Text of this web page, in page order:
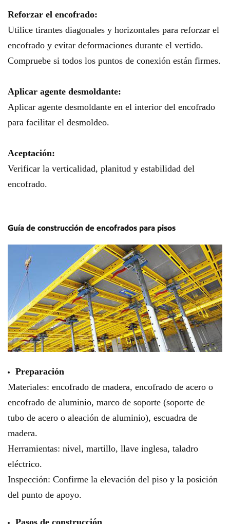
Reforzar el encofrado:
Utilice tirantes diagonales y horizontales para reforzar el
encofrado y evitar deformaciones durante el vertido.
Compruebe si todos los puntos de conexión están firmes.
Aplicar agente desmoldante:
Aplicar agente desmoldante en el interior del encofrado
para facilitar el desmoldeo.
Aceptación:
Verificar la verticalidad, planitud y estabilidad del
encofrado.
Guía de construcción de encofrados para pisos
Preparación
Materiales: encofrado de madera, encofrado de acero o
encofrado de aluminio, marco de soporte (soporte de
tubo de acero o aleación de aluminio), escuadra de
madera.
Herramientas: nivel, martillo, llave inglesa, taladro
eléctrico.
Inspección: Confirme la elevación del piso y la posición
del punto de apoyo.
Pasos de construcción